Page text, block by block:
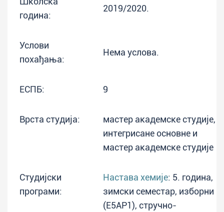
година:
2019/2020.
Услови
похађања:
Нема услова.
ЕСПБ: 9
Врста студија:
мастер академске студије,
интегрисане основне и
мастер академске студије
Студијски
програми:
Настава хемије: 5. година,
зимски семестар, изборни
(E5AP1), стручно-